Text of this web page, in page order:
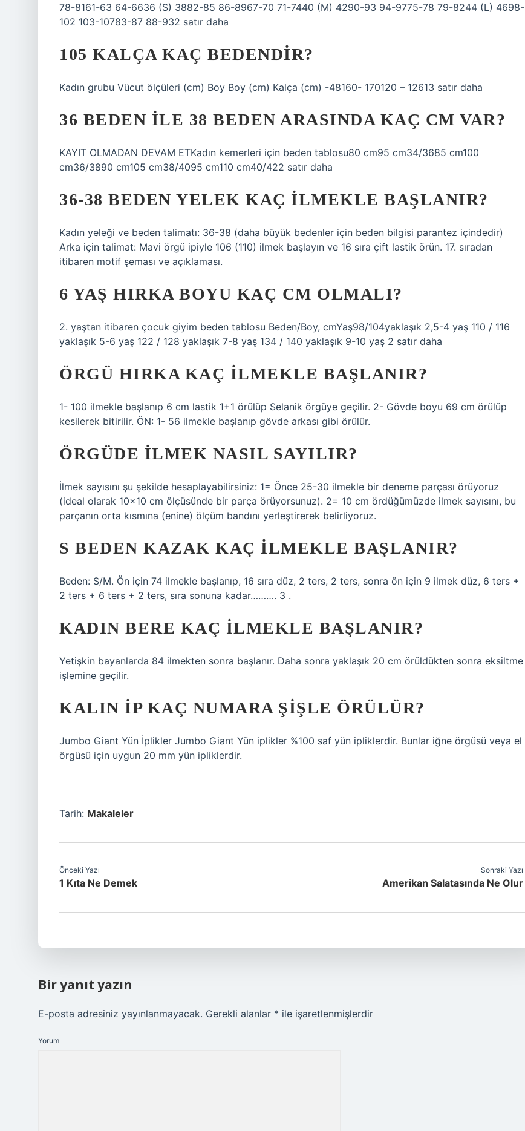
78-8161-63 64-6636 (S) 3882-85 86-8967-70 71-7440 (M) 4290-93 94-9775-78 79-8244 (L) 4698-
102 103-10783-87 88-932 satır daha
105 KALÇA KAÇ BEDENDIR?
Kadın grubu Vücut ölçüleri (cm) Boy Boy (cm) Kalça (cm) -48160- 170120 – 12613 satır daha
36 BEDEN ILE 38 BEDEN ARASINDA KAÇ CM VAR?
KAYIT OLMADAN DEVAM ETKadın kemerleri için beden tablosu80 cm95 cm34/3685 cm100
cm36/3890 cm105 cm38/4095 cm110 cm40/422 satır daha
36-38 BEDEN YELEK KAÇ ILMEKLE BAŞLANIR?
Kadın yeleği ve beden talimatı: 36-38 (daha büyük bedenler için beden bilgisi parantez içindedir)
Arka için talimat: Mavi örgü ipiyle 106 (110) ilmek başlayın ve 16 sıra çift lastik örün. 17. sıradan
itibaren motif şeması ve açıklaması.
6 YAŞ HIRKA BOYU KAÇ CM OLMALI?
2. yaştan itibaren çocuk giyim beden tablosu Beden/Boy, cmYaş98/104yaklaşık 2,5-4 yaş 110 / 116
yaklaşık 5-6 yaş 122 / 128 yaklaşık 7-8 yaş 134 / 140 yaklaşık 9-10 yaş 2 satır daha
ÖRGÜ HIRKA KAÇ ILMEKLE BAŞLANIR?
1- 100 ilmekle başlanıp 6 cm lastik 1+1 örülüp Selanik örgüye geçilir. 2- Gövde boyu 69 cm örülüp
kesilerek bitirilir. ÖN: 1- 56 ilmekle başlanıp gövde arkası gibi örülür.
ÖRGÜDE ILMEK NASIL SAYILIR?
İlmek sayısını şu şekilde hesaplayabilirsiniz: 1= Önce 25-30 ilmekle bir deneme parçası örüyoruz
(ideal olarak 10×10 cm ölçüsünde bir parça örüyorsunuz). 2= 10 cm ördüğümüzde ilmek sayısını, bu
parçanın orta kısmına (enine) ölçüm bandını yerleştirerek belirliyoruz.
S BEDEN KAZAK KAÇ ILMEKLE BAŞLANIR?
Beden: S/M. Ön için 74 ilmekle başlanıp, 16 sıra düz, 2 ters, 2 ters, sonra ön için 9 ilmek düz, 6 ters +
2 ters + 6 ters + 2 ters, sıra sonuna kadar………. 3 .
KADIN BERE KAÇ ILMEKLE BAŞLANIR?
Yetişkin bayanlarda 84 ilmekten sonra başlanır. Daha sonra yaklaşık 20 cm örüldükten sonra eksiltme
işlemine geçilir.
KALIN IP KAÇ NUMARA ŞIŞLE ÖRÜLÜR?
Jumbo Giant Yün İplikler Jumbo Giant Yün iplikler %100 saf yün ipliklerdir. Bunlar iğne örgüsü veya el
örgüsü için uygun 20 mm yün ipliklerdir.
Tarih: Makaleler
Önceki Yazı
1 Kıta Ne Demek
Sonraki Yazı
Amerikan Salatasında Ne Olur
Bir yanıt yazın
E-posta adresiniz yayınlanmayacak. Gerekli alanlar * ile işaretlenmişlerdir
Yorum